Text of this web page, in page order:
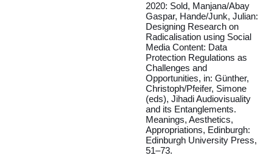
2020: Sold, Manjana/Abay
Gaspar, Hande/Junk, Julian:
Designing Research on
Radicalisation using Social
Media Content: Data
Protection Regulations as
Challenges and
Opportunities, in: Günther,
Christoph/Pfeifer, Simone
(eds), Jihadi Audiovisuality
and its Entanglements.
Meanings, Aesthetics,
Appropriations, Edinburgh:
Edinburgh University Press,
51–73.